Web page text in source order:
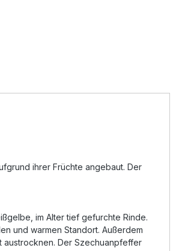
ihrer Früchte angebaut. Der
im Alter tief gefurchte Rinde.
und warmen Standort. Außerdem
austrocknen. Der Szechuanpfeffer